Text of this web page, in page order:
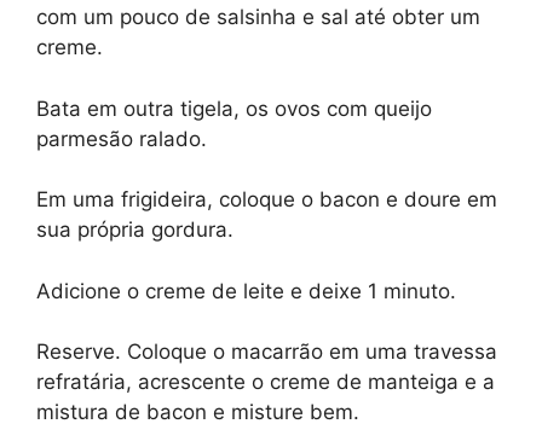
com um pouco de salsinha e sal até obter um
creme.
Bata em outra tigela, os ovos com queijo
parmesão ralado.
Em uma frigideira, coloque o bacon e doure em
sua própria gordura.
Adicione o creme de leite e deixe 1 minuto.
Reserve. Coloque o macarrão em uma travessa
refratária, acrescente o creme de manteiga e a
mistura de bacon e misture bem.